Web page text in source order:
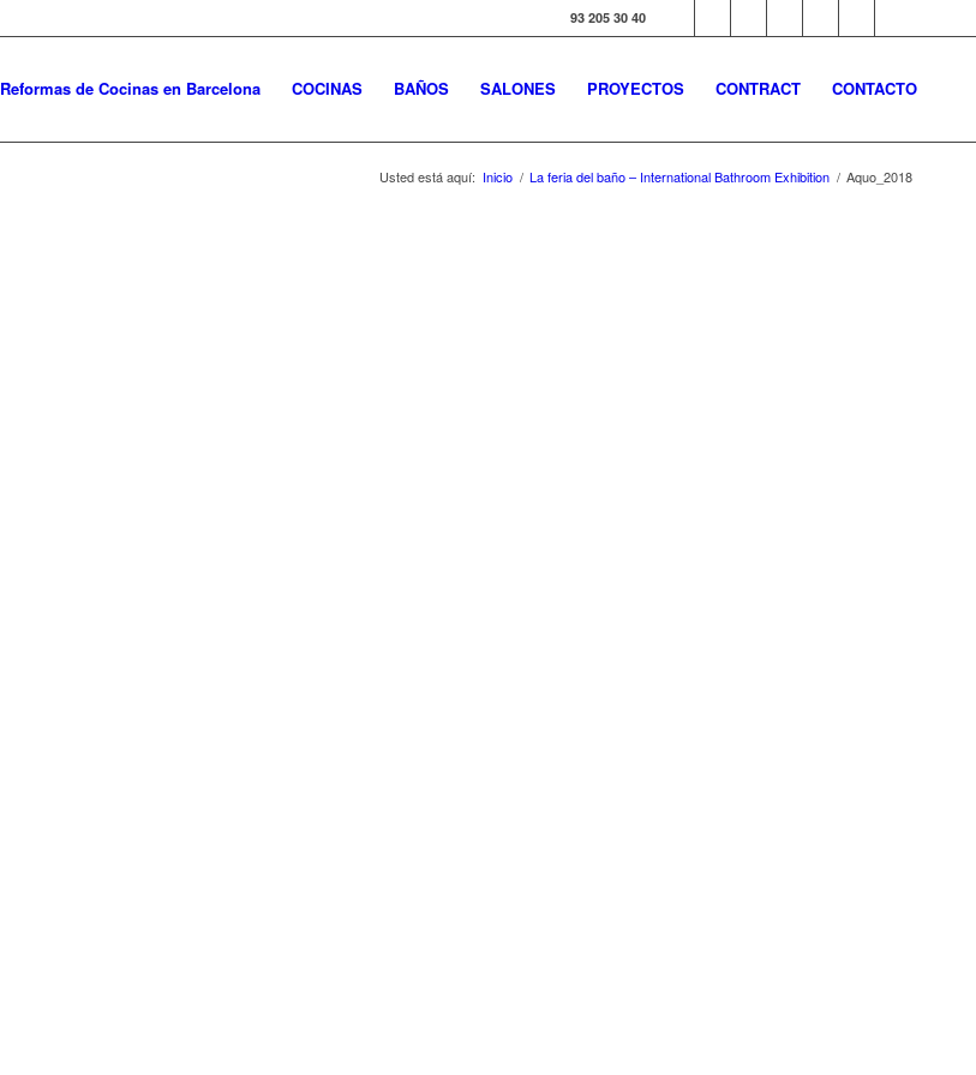
93 205 30 40
Reformas de Cocinas en Barcelona COCINAS BAÑOS SALONES PROYECTOS CONTRACT CONTACTO
Usted está aquí: Inicio / La feria del baño – International Bathroom Exhibition / Aquo_2018